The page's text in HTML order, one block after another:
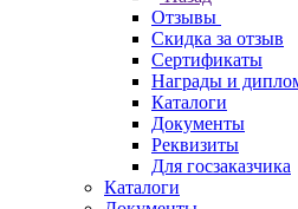
Отзывы
Скидка за отзыв
Сертификаты
Награды и
Каталоги
Документы
Реквизиты
Для госзаказчика
Каталоги